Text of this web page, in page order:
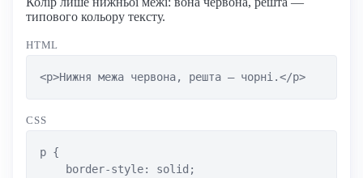
типового кольору тексту.
HTML
<p>Нижня межа червона, решта — чорні.</p>
CSS
p {
    border-style: solid;